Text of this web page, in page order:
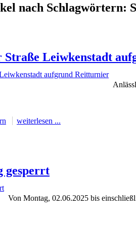
nach Schlagwörtern:
Straße Leiwkenstadt
weiterlesen ...
gesperrt
Von Montag, 02.06.2025 bis